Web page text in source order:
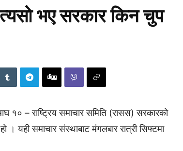
भए सरकार किन चुप
१० – राष्ट्रिय समाचार समिति (रासस) सरकारको
। यही समाचार संस्थाबाट मंगलबार रात्री सिफ्टमा